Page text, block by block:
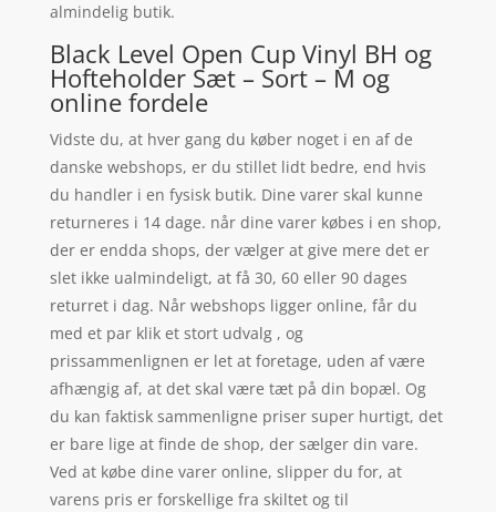
almindelig butik.
Black Level Open Cup Vinyl BH og
Hofteholder Sæt – Sort – M og
online fordele
Vidste du, at hver gang du køber noget i en af de
danske webshops, er du stillet lidt bedre, end hvis
du handler i en fysisk butik. Dine varer skal kunne
returneres i 14 dage. når dine varer købes i en shop,
der er endda shops, der vælger at give mere det er
slet ikke ualmindeligt, at få 30, 60 eller 90 dages
returret i dag. Når webshops ligger online, får du
med et par klik et stort udvalg , og
prissammenlignen er let at foretage, uden af være
afhængig af, at det skal være tæt på din bopæl. Og
du kan faktisk sammenligne priser super hurtigt, det
er bare lige at finde de shop, der sælger din vare.
Ved at købe dine varer online, slipper du for, at
varens pris er forskellige fra skiltet og til